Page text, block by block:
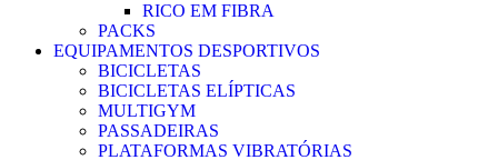
RICO EM FIBRA
PACKS
EQUIPAMENTOS DESPORTIVOS
BICICLETAS
BICICLETAS ELÍPTICAS
MULTIGYM
PASSADEIRAS
PLATAFORMAS VIBRATÓRIAS